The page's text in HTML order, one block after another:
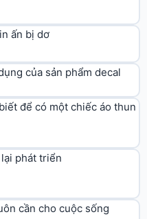
ấn bị dơ
của sản phẩm decal
để có một chiếc áo thun
phát triển
cần cho cuộc sống